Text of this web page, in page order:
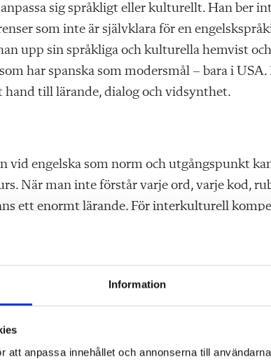
Information
att anpassa innehållet och annonserna till
sig språkligt eller kulturellt. Han ber
som inte är självklara för en
upp sin språkliga och kulturella hemvist
har spanska som modersmål – bara i USA.
till lärande, dialog och vidsynthet.
vid engelska som norm och utgångspunkt
När man inte förstår varje ord, varje kod,
ett enormt lärande. För interkulturell
om att tåla att inte förstå fullt ut, men ändå
Själv skrev jag min avhandling i
flerspråkighet i en värld med engelskan
blir en begränsning och utarmning? Hur
gör den tillgänglig för alla?